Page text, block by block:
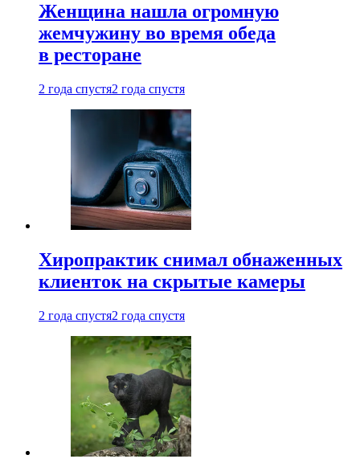
Женщина нашла огромную
жемчужину во время обеда
в ресторане
2 года спустя2 года спустя
Хиропрактик снимал обнаженных
клиенток на скрытые камеры
2 года спустя2 года спустя